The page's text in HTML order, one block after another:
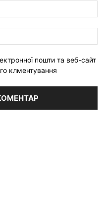
пошти та веб-сайт
клментування